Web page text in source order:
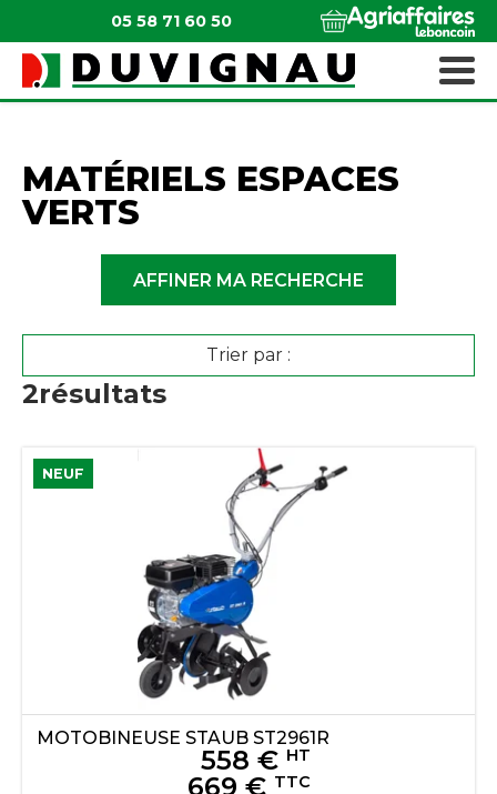
05 58 71 60 50
MATÉRIELS ESPACES
VERTS
2résultats
Trier par :
AFFINER MA RECHERCHE
NEUF
MOTOBINEUSE STAUB ST2961R
558 € HT
669 € TTC